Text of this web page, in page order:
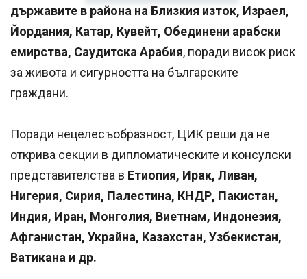
държавите в района на Близкия изток, Израел,
Йордания, Катар, Кувейт, Обединени арабски
емирства, Саудитска Арабия, поради висок риск
за живота и сигурността на българските
граждани.
Поради нецелесъобразност, ЦИК реши да не
открива секции в дипломатическите и консулски
представителства в Етиопия, Ирак, Ливан,
Нигерия, Сирия, Палестина, КНДР, Пакистан,
Индия, Иран, Монголия, Виетнам, Индонезия,
Афганистан, Украйна, Казахстан, Узбекистан,
Ватикана и др.